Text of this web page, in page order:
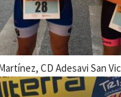
CD Adesavi San